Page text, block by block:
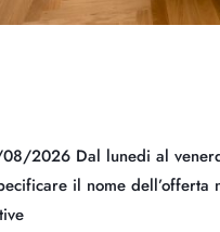
2026 Dal lunedi al
il nome